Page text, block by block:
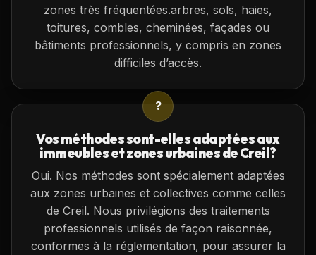
zones très fréquentées.arbres, sols, haies,
toitures, combles, cheminées, façades ou
bâtiments professionnels, y compris en zones
difficiles d’accès.
?
Vos méthodes sont-elles adaptées aux
immeubles et zones urbaines de Creil?
Oui. Nos méthodes sont spécialement adaptées
aux zones urbaines et collectives comme celles
de Creil. Nous privilégions des traitements
professionnels utilisés de façon raisonnée,
conformes à la réglementation, pour assurer la